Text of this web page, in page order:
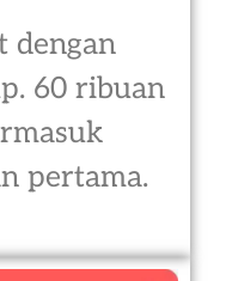
dengan
60 ribuan
pertama.